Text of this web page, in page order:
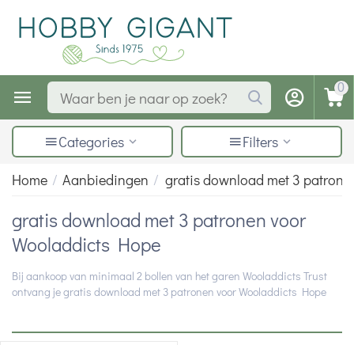
0
Categories
Filters
Home / Aanbiedingen / gratis download met 3
gratis download met 3 patronen voor
Wooladdicts Hope
Bij aankoop van minimaal 2 bollen van het garen Wooladdicts Trust
ontvang je gratis download met 3 patronen voor Wooladdicts Hope